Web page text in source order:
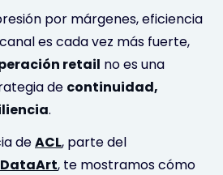
por márgenes, eficiencia
es cada vez más fuerte,
retail no es una
de continuidad,
.
deACL, parte del
DataArt, te mostramos cómo